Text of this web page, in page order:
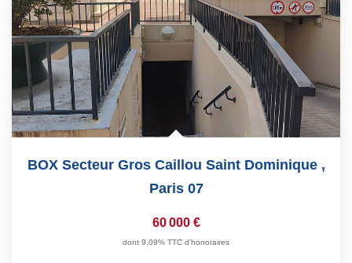
BOX Secteur Gros Caillou Saint Dominique ,
Paris 07
60 000 €
dont 9,09% TTC d'honoraires